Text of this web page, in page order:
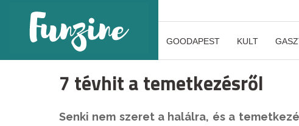
GOODAPEST KULT
7 tévhit a temetkezésről
Senki nem szeret a halálra, és a